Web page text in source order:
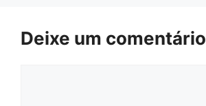
Deixe um comentário